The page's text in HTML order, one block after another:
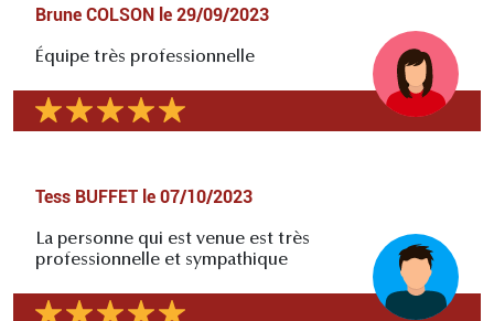
Brune COLSON le 29/09/2023
Équipe très professionnelle
Tess BUFFET le 07/10/2023
La personne qui est venue est très
professionnelle et sympathique